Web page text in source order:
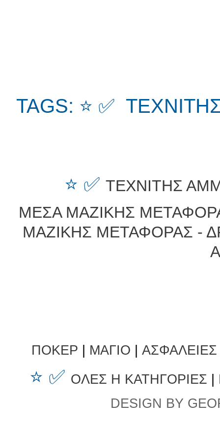
TAGS: ⭐ ✅
⭐ ✅ ΤΕΧΝΙΤΗΣ
ΜΕΣΑ ΜΑΖΙΚΗΣ
ΜΑΖΙΚΗΣ ΜΕΤΑΦΟΡΑΣ -
ΠΟΚΕΡ ΜΑΓΙΟ
⭐ ✅ ΟΛΕΣ Η ΚΑΤΗΓΟΡΙΕΣ
DESIGN BY